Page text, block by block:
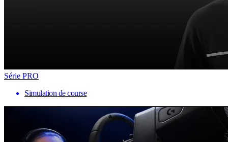
Série PRO
Simulation de course